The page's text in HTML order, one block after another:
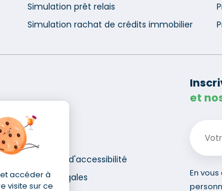
accéder à
visite sur ce
Simulation prêt relais
Simulation rachat de crédits immobilier
Déclaration d'accessibilité
Mentions légales
et
En